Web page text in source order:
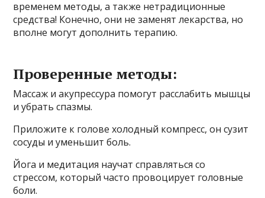
временем методы, а также нетрадиционные
средства! Конечно, они не заменят лекарства, но
вполне могут дополнить терапию.
Проверенные методы:
Массаж и акупрессура помогут расслабить мышцы
и убрать спазмы.
Приложите к голове холодный компресс, он сузит
сосуды и уменьшит боль.
Йога и медитация научат справляться со
стрессом, который часто провоцирует головные
боли.